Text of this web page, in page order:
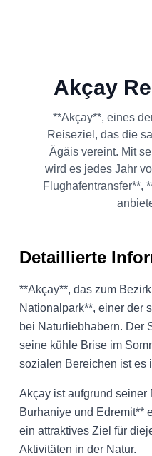
Akçay
**Akçay**, eines
Reiseziel, das die
Ägäis vereint. Mit
wird es jedes Jahr
Flughafentransfer**,
Detaillierte
**Akçay**, das zum
Nationalpark**, einer der
bei Naturliebhabern. Der
seine kühle Brise im
sozialen Bereichen ist es
Akçay ist aufgrund seiner
Burhaniye und Edremit**
ein attraktives Ziel für
Aktivitäten in der Natur.